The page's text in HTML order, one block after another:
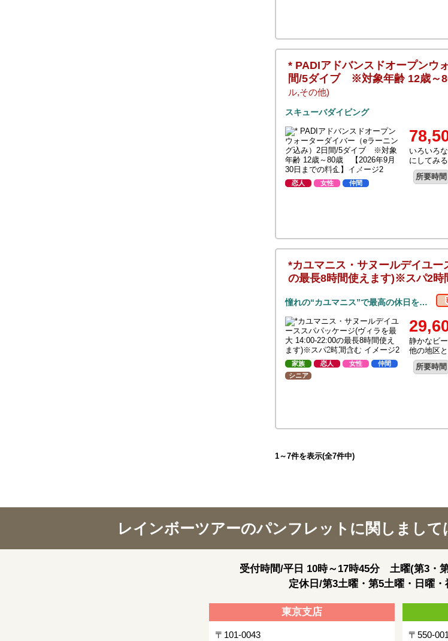
* PADIアドバンスドオープンウ
間/5ダイブ ※対象年齢 12歳～
ル,その他)
スキューバダイビング
恋人 女性 仲間
いろいろ
にしてみ
所要時間
*カユマニス・サヌールデイユ
の最長8時間使えます)※スパ2時
憧れの“カユマニス”で最高の休日を…
家族 恋人 女性
仲間
シニア
静かなビ
他の地区
所要時間
1～7件を表示(全7件中)
レインボーツアーのパンフレットに関しまし
受付時間/平日 10時～17時45分 土曜(第3・
定休日/第3土曜・第5土曜・日曜
東京支店
〒101-0043 〒550-